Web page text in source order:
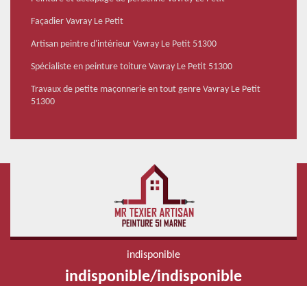
Façadier Vavray Le Petit
Artisan peintre d'intérieur Vavray Le Petit 51300
Spécialiste en peinture toiture Vavray Le Petit 51300
Travaux de petite maçonnerie en tout genre Vavray Le Petit
51300
indisponible
indisponible/indisponible